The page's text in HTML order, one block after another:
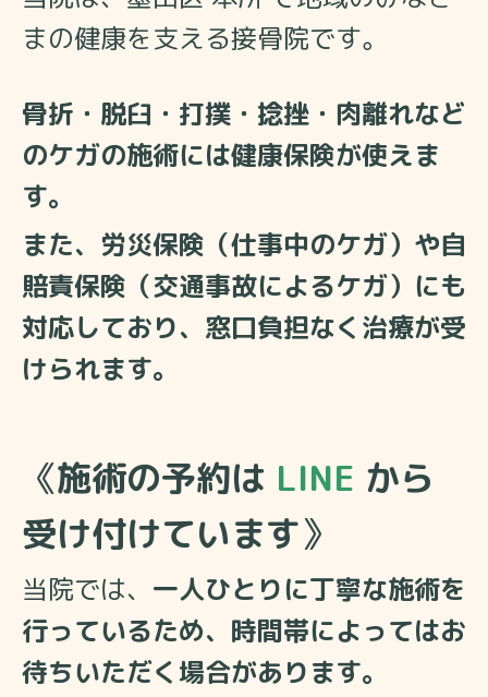
まの健康を支える接骨院です。
骨折・脱臼・打撲・捻挫・肉離れなど
のケガの施術には健康保険が使えま
す。
また、労災保険（仕事中のケガ）や自
賠責保険（交通事故によるケガ）にも
対応しており、窓口負担なく治療が受
けられます。
《施術の予約は LINE から
受け付けています》
当院では、 一人ひとりに丁寧な施術を
行っているため、 時間帯によってはお
待ちいただく場合があります。